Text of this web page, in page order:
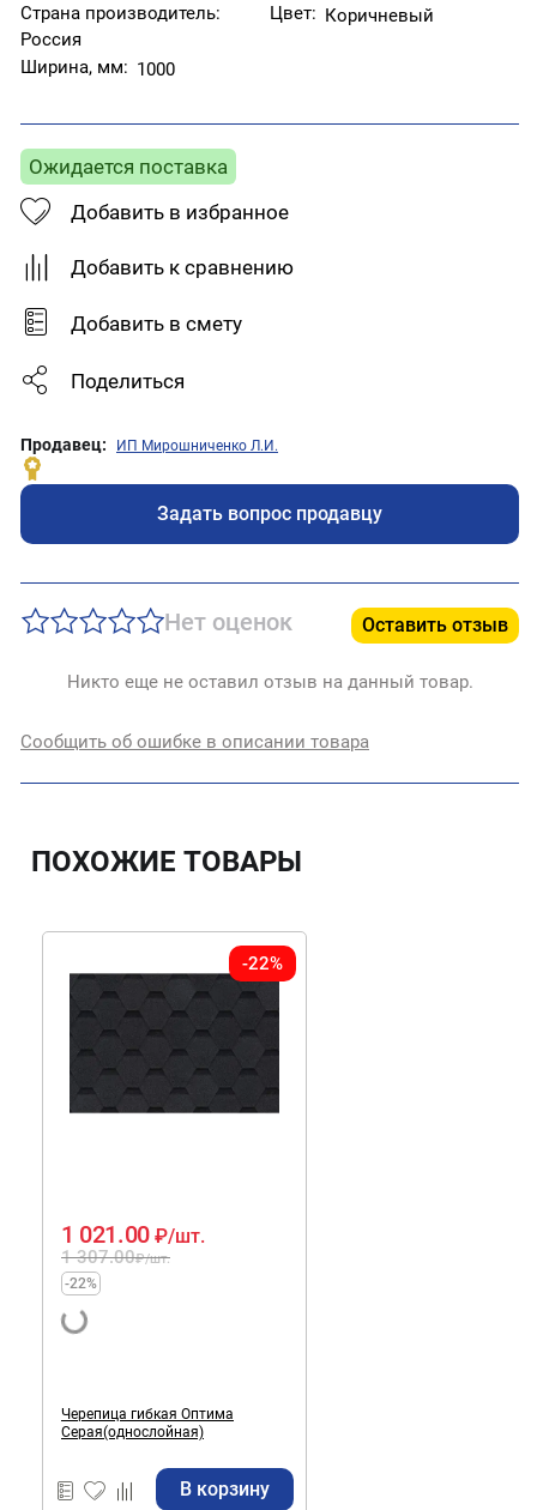
Страна производитель:
Россия
Цвет: Коричневый
Ширина, мм: 1000
Ожидается поставка
Добавить в избранное
Добавить к сравнению
Добавить в смету
Поделиться
Продавец: ИП Мирошниченко Л.И.
Задать вопрос продавцу
Нет оценок Оставить отзыв
Никто еще не оставил отзыв на данный товар.
Сообщить об ошибке в описании товара
ПОХОЖИЕ ТОВАРЫ
-22%
1 307.00₽/шт.
1 021.00 ₽/шт.
-22%
Черепица гибкая Оптима
Серая(однослойная)
В корзину